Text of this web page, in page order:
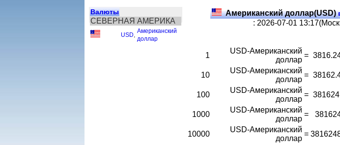
Валюты
СЕВЕРНАЯ АМЕРИКА
USD
Американский
доллар
Американский доллар(USD)
: 2026-07-01
1
USD-Американский
доллар
=
10
USD-Американский
доллар
=
100
USD-Американский
доллар
=
1000
USD-Американский
доллар
=
10000
USD-Американский
доллар
=